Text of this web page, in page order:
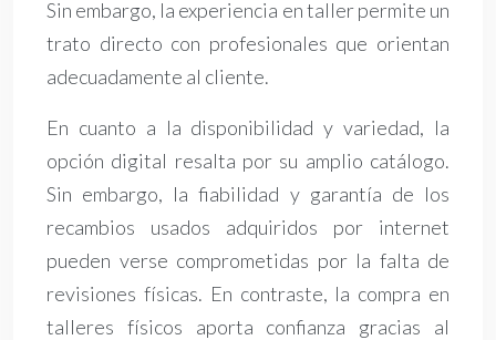
Sin embargo, la experiencia en taller permite un
trato directo con profesionales que orientan
adecuadamente al cliente.
En cuanto a la disponibilidad y variedad, la
opción digital resalta por su amplio catálogo.
Sin embargo, la fiabilidad y garantía de los
recambios usados adquiridos por internet
pueden verse comprometidas por la falta de
revisiones físicas. En contraste, la compra en
talleres físicos aporta confianza gracias al